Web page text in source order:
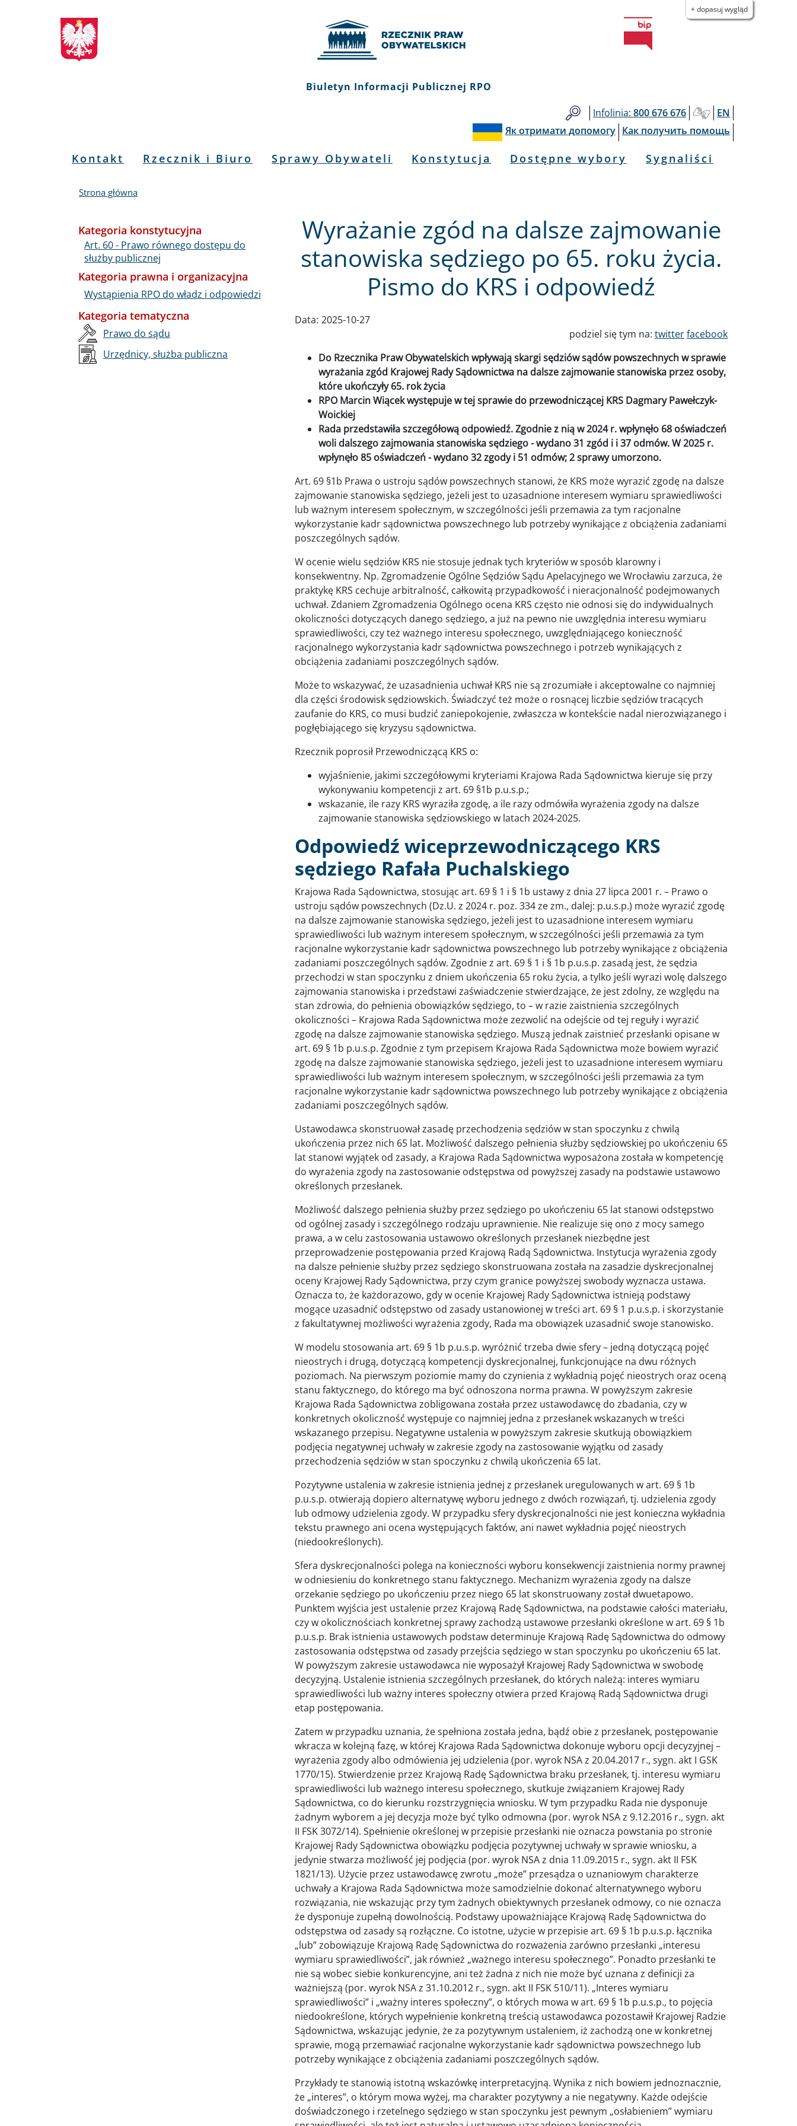
Biuletyn
Informacji
Publicznej
+ dopasuj wygląd
Biuletyn Informacji Publicznej RPO
Infolinia: 800 676 676
EN
Як отримати допомогу Как получить помощь
Menu
Kontakt Rzecznik i Biuro Sprawy Obywateli Konstytucja Dostępne wybory Sygnaliści
Strona główna
Wyrażanie zgód na dalsze zajmowanie
stanowiska sędziego po 65. roku życia.
Pismo do KRS i odpowiedź
Data: 2025-10-27
podziel się tym na: twitterfacebook
Do Rzecznika Praw Obywatelskich wpływają skargi sędziów sądów powszechnych w sprawie
wyrażania zgód Krajowej Rady Sądownictwa na dalsze zajmowanie stanowiska przez osoby,
które ukończyły 65. rok życia
RPO Marcin Wiącek występuje w tej sprawie do przewodniczącej KRS Dagmary Pawełczyk-
Woickiej
Rada przedstawiła szczegółową odpowiedź. Zgodnie z nią w 2024 r. wpłynęło 68 oświadczeń
woli dalszego zajmowania stanowiska sędziego - wydano 31 zgód i i 37 odmów. W 2025 r.
wpłynęło 85 oświadczeń - wydano 32 zgody i 51 odmów; 2 sprawy umorzono.
Art. 69 §1b Prawa o ustroju sądów powszechnych stanowi, że KRS może wyrazić zgodę na dalsze
zajmowanie stanowiska sędziego, jeżeli jest to uzasadnione interesem wymiaru sprawiedliwości
lub ważnym interesem społecznym, w szczególności jeśli przemawia za tym racjonalne
wykorzystanie kadr sądownictwa powszechnego lub potrzeby wynikające z obciążenia zadaniami
poszczególnych sądów.
W ocenie wielu sędziów KRS nie stosuje jednak tych kryteriów w sposób klarowny i
konsekwentny. Np. Zgromadzenie Ogólne Sędziów Sądu Apelacyjnego we Wrocławiu zarzuca, że
praktykę KRS cechuje arbitralność, całkowitą przypadkowość i nieracjonalność podejmowanych
uchwał. Zdaniem Zgromadzenia Ogólnego ocena KRS często nie odnosi się do indywidualnych
okoliczności dotyczących danego sędziego, a już na pewno nie uwzględnia interesu wymiaru
sprawiedliwości, czy też ważnego interesu społecznego, uwzględniającego konieczność
racjonalnego wykorzystania kadr sądownictwa powszechnego i potrzeb wynikających z
obciążenia zadaniami poszczególnych sądów.
Może to wskazywać, że uzasadnienia uchwał KRS nie są zrozumiałe i akceptowalne co najmniej
dla części środowisk sędziowskich. Świadczyć też może o rosnącej liczbie sędziów tracących
zaufanie do KRS, co musi budzić zaniepokojenie, zwłaszcza w kontekście nadal nierozwiązanego i
pogłębiającego się kryzysu sądownictwa.
Rzecznik poprosił Przewodniczącą KRS o:
wyjaśnienie, jakimi szczegółowymi kryteriami Krajowa Rada Sądownictwa kieruje się przy
wykonywaniu kompetencji z art. 69 §1b p.u.s.p.;
wskazanie, ile razy KRS wyraziła zgodę, a ile razy odmówiła wyrażenia zgody na dalsze
zajmowanie stanowiska sędziowskiego w latach 2024-2025.
Odpowiedź wiceprzewodniczącego KRS
sędziego Rafała Puchalskiego
Krajowa Rada Sądownictwa, stosując art. 69 § 1 i § 1b ustawy z dnia 27 lipca 2001 r. – Prawo o
ustroju sądów powszechnych (Dz.U. z 2024 r. poz. 334 ze zm., dalej: p.u.s.p.) może wyrazić zgodę
na dalsze zajmowanie stanowiska sędziego, jeżeli jest to uzasadnione interesem wymiaru
sprawiedliwości lub ważnym interesem społecznym, w szczególności jeśli przemawia za tym
racjonalne wykorzystanie kadr sądownictwa powszechnego lub potrzeby wynikające z obciążenia
zadaniami poszczególnych sądów. Zgodnie z art. 69 § 1 i § 1b p.u.s.p. zasadą jest, że sędzia
przechodzi w stan spoczynku z dniem ukończenia 65 roku życia, a tylko jeśli wyrazi wolę dalszego
zajmowania stanowiska i przedstawi zaświadczenie stwierdzające, że jest zdolny, ze względu na
stan zdrowia, do pełnienia obowiązków sędziego, to – w razie zaistnienia szczególnych
okoliczności – Krajowa Rada Sądownictwa może zezwolić na odejście od tej reguły i wyrazić
zgodę na dalsze zajmowanie stanowiska sędziego. Muszą jednak zaistnieć przesłanki opisane w
art. 69 § 1b p.u.s.p. Zgodnie z tym przepisem Krajowa Rada Sądownictwa może bowiem wyrazić
zgodę na dalsze zajmowanie stanowiska sędziego, jeżeli jest to uzasadnione interesem wymiaru
sprawiedliwości lub ważnym interesem społecznym, w szczególności jeśli przemawia za tym
racjonalne wykorzystanie kadr sądownictwa powszechnego lub potrzeby wynikające z obciążenia
zadaniami poszczególnych sądów.
Ustawodawca skonstruował zasadę przechodzenia sędziów w stan spoczynku z chwilą
ukończenia przez nich 65 lat. Możliwość dalszego pełnienia służby sędziowskiej po ukończeniu 65
lat stanowi wyjątek od zasady, a Krajowa Rada Sądownictwa wyposażona została w kompetencję
do wyrażenia zgody na zastosowanie odstępstwa od powyższej zasady na podstawie ustawowo
określonych przesłanek.
Możliwość dalszego pełnienia służby przez sędziego po ukończeniu 65 lat stanowi odstępstwo
od ogólnej zasady i szczególnego rodzaju uprawnienie. Nie realizuje się ono z mocy samego
prawa, a w celu zastosowania ustawowo określonych przesłanek niezbędne jest
przeprowadzenie postępowania przed Krajową Radą Sądownictwa. Instytucja wyrażenia zgody
na dalsze pełnienie służby przez sędziego skonstruowana została na zasadzie dyskrecjonalnej
oceny Krajowej Rady Sądownictwa, przy czym granice powyższej swobody wyznacza ustawa.
Oznacza to, że każdorazowo, gdy w ocenie Krajowej Rady Sądownictwa istnieją podstawy
mogące uzasadnić odstępstwo od zasady ustanowionej w treści art. 69 § 1 p.u.s.p. i skorzystanie
z fakultatywnej możliwości wyrażenia zgody, Rada ma obowiązek uzasadnić swoje stanowisko.
W modelu stosowania art. 69 § 1b p.u.s.p. wyróżnić trzeba dwie sfery – jedną dotyczącą pojęć
nieostrych i drugą, dotyczącą kompetencji dyskrecjonalnej, funkcjonujące na dwu różnych
poziomach. Na pierwszym poziomie mamy do czynienia z wykładnią pojęć nieostrych oraz oceną
stanu faktycznego, do którego ma być odnoszona norma prawna. W powyższym zakresie
Krajowa Rada Sądownictwa zobligowana została przez ustawodawcę do zbadania, czy w
konkretnych okoliczność występuje co najmniej jedna z przesłanek wskazanych w treści
wskazanego przepisu. Negatywne ustalenia w powyższym zakresie skutkują obowiązkiem
podjęcia negatywnej uchwały w zakresie zgody na zastosowanie wyjątku od zasady
przechodzenia sędziów w stan spoczynku z chwilą ukończenia 65 lat.
Pozytywne ustalenia w zakresie istnienia jednej z przesłanek uregulowanych w art. 69 § 1b
p.u.s.p. otwierają dopiero alternatywę wyboru jednego z dwóch rozwiązań, tj. udzielenia zgody
lub odmowy udzielenia zgody. W przypadku sfery dyskrecjonalności nie jest konieczna wykładnia
tekstu prawnego ani ocena występujących faktów, ani nawet wykładnia pojęć nieostrych
(niedookreślonych).
Sfera dyskrecjonalności polega na konieczności wyboru konsekwencji zaistnienia normy prawnej
w odniesieniu do konkretnego stanu faktycznego. Mechanizm wyrażenia zgody na dalsze
orzekanie sędziego po ukończeniu przez niego 65 lat skonstruowany został dwuetapowo.
Punktem wyjścia jest ustalenie przez Krajową Radę Sądownictwa, na podstawie całości materiału,
czy w okolicznościach konkretnej sprawy zachodzą ustawowe przesłanki określone w art. 69 § 1b
p.u.s.p. Brak istnienia ustawowych podstaw determinuje Krajową Radę Sądownictwa do odmowy
zastosowania odstępstwa od zasady przejścia sędziego w stan spoczynku po ukończeniu 65 lat.
W powyższym zakresie ustawodawca nie wyposażył Krajowej Rady Sądownictwa w swobodę
decyzyjną. Ustalenie istnienia szczególnych przesłanek, do których należą: interes wymiaru
sprawiedliwości lub ważny interes społeczny otwiera przed Krajową Radą Sądownictwa drugi
etap postępowania.
Zatem w przypadku uznania, że spełniona została jedna, bądź obie z przesłanek, postępowanie
wkracza w kolejną fazę, w której Krajowa Rada Sądownictwa dokonuje wyboru opcji decyzyjnej –
wyrażenia zgody albo odmówienia jej udzielenia (por. wyrok NSA z 20.04.2017 r., sygn. akt I GSK
1770/15). Stwierdzenie przez Krajową Radę Sądownictwa braku przesłanek, tj. interesu wymiaru
sprawiedliwości lub ważnego interesu społecznego, skutkuje związaniem Krajowej Rady
Sądownictwa, co do kierunku rozstrzygnięcia wniosku. W tym przypadku Rada nie dysponuje
żadnym wyborem a jej decyzja może być tylko odmowna (por. wyrok NSA z 9.12.2016 r., sygn. akt
II FSK 3072/14). Spełnienie określonej w przepisie przesłanki nie oznacza powstania po stronie
Krajowej Rady Sądownictwa obowiązku podjęcia pozytywnej uchwały w sprawie wniosku, a
jedynie stwarza możliwość jej podjęcia (por. wyrok NSA z dnia 11.09.2015 r., sygn. akt II FSK
1821/13). Użycie przez ustawodawcę zwrotu „może” przesądza o uznaniowym charakterze
uchwały a Krajowa Rada Sądownictwa może samodzielnie dokonać alternatywnego wyboru
rozwiązania, nie wskazując przy tym żadnych obiektywnych przesłanek odmowy, co nie oznacza
że dysponuje zupełną dowolnością. Podstawy upoważniające Krajową Radę Sądownictwa do
odstępstwa od zasady są rozłączne. Co istotne, użycie w przepisie art. 69 § 1b p.u.s.p. łącznika
„lub” zobowiązuje Krajową Radę Sądownictwa do rozważenia zarówno przesłanki „interesu
wymiaru sprawiedliwości”, jak również „ważnego interesu społecznego”. Ponadto przesłanki te
nie są wobec siebie konkurencyjne, ani też żadna z nich nie może być uznana z definicji za
ważniejszą (por. wyrok NSA z 31.10.2012 r., sygn. akt II FSK 510/11). „Interes wymiaru
sprawiedliwości” i „ważny interes społeczny”, o których mowa w art. 69 § 1b p.u.s.p., to pojęcia
niedookreślone, których wypełnienie konkretną treścią ustawodawca pozostawił Krajowej Radzie
Sądownictwa, wskazując jedynie, że za pozytywnym ustaleniem, iż zachodzą one w konkretnej
sprawie, mogą przemawiać racjonalne wykorzystanie kadr sądownictwa powszechnego lub
potrzeby wynikające z obciążenia zadaniami poszczególnych sądów.
Przykłady te stanowią istotną wskazówkę interpretacyjną. Wynika z nich bowiem jednoznacznie,
że „interes”, o którym mowa wyżej, ma charakter pozytywny a nie negatywny. Każde odejście
doświadczonego i rzetelnego sędziego w stan spoczynku jest pewnym „osłabieniem” wymiaru
Kategoria konstytucyjna
Art. 60 - Prawo równego dostępu do
służby publicznej
Kategoria prawna i organizacyjna
Wystąpienia RPO do władz i odpowiedzi
Kategoria tematyczna
Prawo do sądu
Urzędnicy, służba publiczna